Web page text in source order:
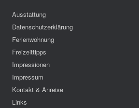
Ausstattung
Datenschutzerklärung
Ferienwohnung
Freizeittipps
Impressionen
Impressum
Kontakt & Anreise
Links